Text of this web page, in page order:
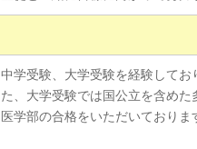
中学受験、大学受験を経験してお
た、大学受験では国公立を含めた
医学部の合格をいただいておりま